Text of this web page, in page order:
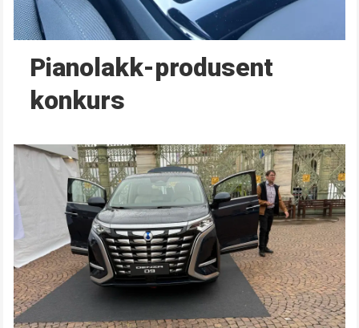
Pianolakk-produsent
konkurs